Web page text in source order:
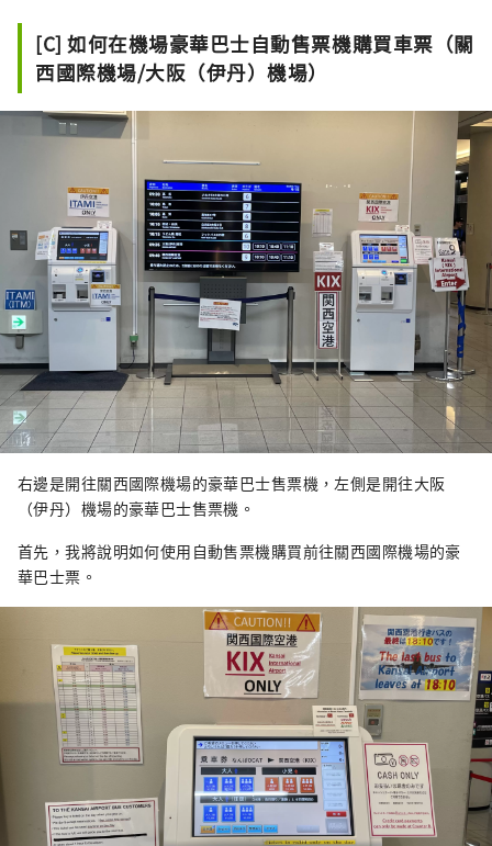
[C] 如何在機場豪華巴士自動售票機購買車票（關
西國際機場/大阪（伊丹）機場）
右邊是開往關西國際機場的豪華巴士售票機，左側是開往大阪
（伊丹）機場的豪華巴士售票機。
首先，我將說明如何使用自動售票機購買前往關西國際機場的豪
華巴士票。